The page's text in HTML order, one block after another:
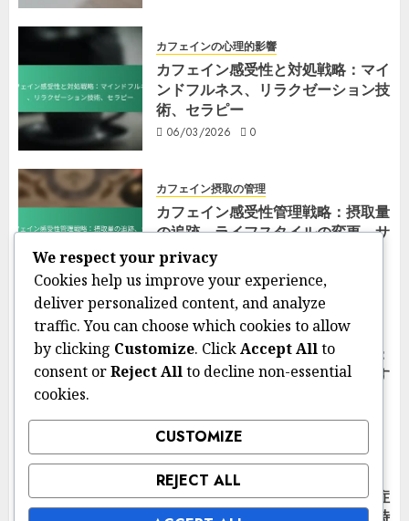
カフェインの心理的影響
カフェイン感受性と対処戦略：マイ
ンドフルネス、リラクゼーション技
術、セラピー
06/03/2026 0
カフェイン摂取の管理
カフェイン感受性管理戦略：摂取量
の追跡、ライフスタイルの変更、サ
ポートグループ
05/03/2026 0
カフェイン感受性の症状
異文化におけるカフェイン感受性：
異なる認識、消費習慣、健康に関す
05/03/2026 0
カフェイン感受性の症状
成人におけるカフェイン感受性の症
状：一般的な兆候、重症度、持続時
We respect your privacy
Cookies help us improve your experience,
deliver personalized content, and analyze
traffic. You can choose which cookies to allow
by clicking Customize. ClickAccept Allto
consent orReject Allto decline non-essential
cookies.
CUSTOMIZE
REJECT ALL